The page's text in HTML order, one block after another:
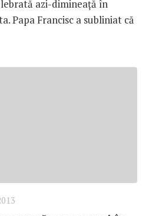
azi-dimineaţă în
Papa Francisc a subliniat că